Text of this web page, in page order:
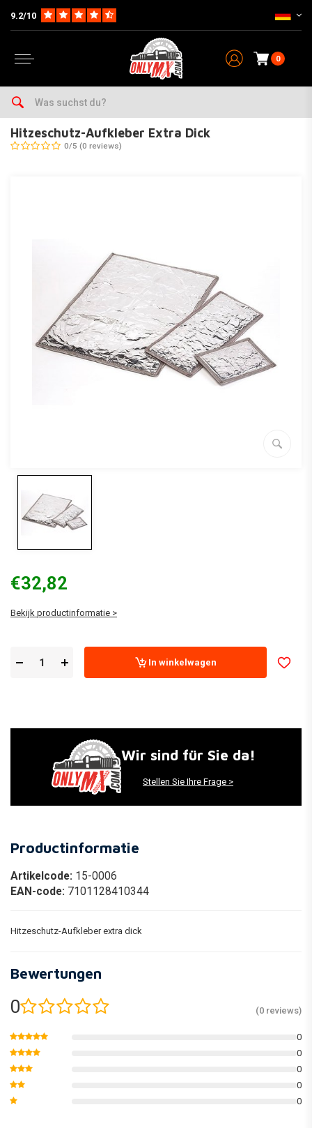
9.2/10
0
Home
Hitzeschutz-Aufkleber Extra Dick
0/5 (0 reviews)
€32,82
Bekijk productinformatie >
In winkelwagen
Wir sind für Sie da!
Stellen Sie Ihre Frage >
Productinformatie
Artikelcode: 15-0006
EAN-code: 7101128410344
Hitzeschutz-Aufkleber extra dick
Bewertungen
0 (0 reviews)
0
0
0
0
0